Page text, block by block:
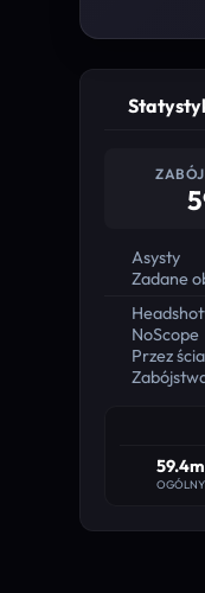
Asysty
Zadane
NoScope
Przez
59.4m
OGÓLNY